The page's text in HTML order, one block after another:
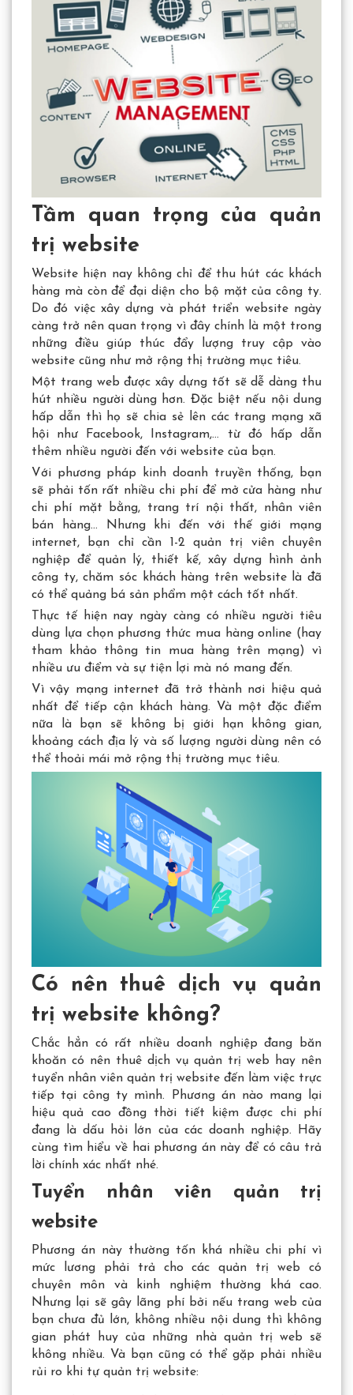
Tầm quan trọng của quản
trị website
Website hiện nay không chỉ để thu hút các khách
hàng mà còn để đại diện cho bộ mặt của công ty.
Do đó việc xây dựng và phát triển website ngày
càng trở nên quan trọng vì đây chính là một trong
những điều giúp thúc đẩy lượng truy cập vào
website cũng như mở rộng thị trường mục tiêu.
Một trang web được xây dựng tốt sẽ dễ dàng thu
hút nhiều người dùng hơn. Đặc biệt nếu nội dung
hấp dẫn thì họ sẽ chia sẻ lên các trang mạng xã
hội như Facebook, Instagram,… từ đó hấp dẫn
thêm nhiều người đến với website của bạn.
Với phương pháp kinh doanh truyền thống, bạn
sẽ phải tốn rất nhiều chi phí để mở cửa hàng như
chi phí mặt bằng, trang trí nội thất, nhân viên
bán hàng… Nhưng khi đến với thế giới mạng
internet, bạn chỉ cần 1-2 quản trị viên chuyên
nghiệp để quản lý, thiết kế, xây dựng hình ảnh
công ty, chăm sóc khách hàng trên website là đã
có thể quảng bá sản phẩm một cách tốt nhất.
Thực tế hiện nay ngày càng có nhiều người tiêu
dùng lựa chọn phương thức mua hàng online (hay
tham khảo thông tin mua hàng trên mạng) vì
nhiều ưu điểm và sự tiện lợi mà nó mang đến.
Vì vậy mạng internet đã trở thành nơi hiệu quả
nhất để tiếp cận khách hàng. Và một đặc điểm
nữa là bạn sẽ không bị giới hạn không gian,
khoảng cách địa lý và số lượng người dùng nên có
thể thoải mái mở rộng thị trường mục tiêu.
Có nên thuê dịch vụ quản
trị website không?
Chắc hẳn có rất nhiều doanh nghiệp đang băn
khoăn có nên thuê dịch vụ quản trị web hay nên
tuyển nhân viên quản trị website đến làm việc trực
tiếp tại công ty mình. Phương án nào mang lại
hiệu quả cao đồng thời tiết kiệm được chi phí
đang là dấu hỏi lớn của các doanh nghiệp. Hãy
cùng tìm hiểu về hai phương án này để có câu trả
lời chính xác nhất nhé.
Tuyển nhân viên quản trị
website
Phương án này thường tốn khá nhiều chi phí vì
mức lương phải trả cho các quản trị web có
chuyên môn và kinh nghiệm thường khá cao.
Nhưng lại sẽ gây lãng phí bởi nếu trang web của
bạn chưa đủ lớn, không nhiều nội dung thì không
gian phát huy của những nhà quản trị web sẽ
không nhiều. Và bạn cũng có thể gặp phải nhiều
rủi ro khi tự quản trị website: